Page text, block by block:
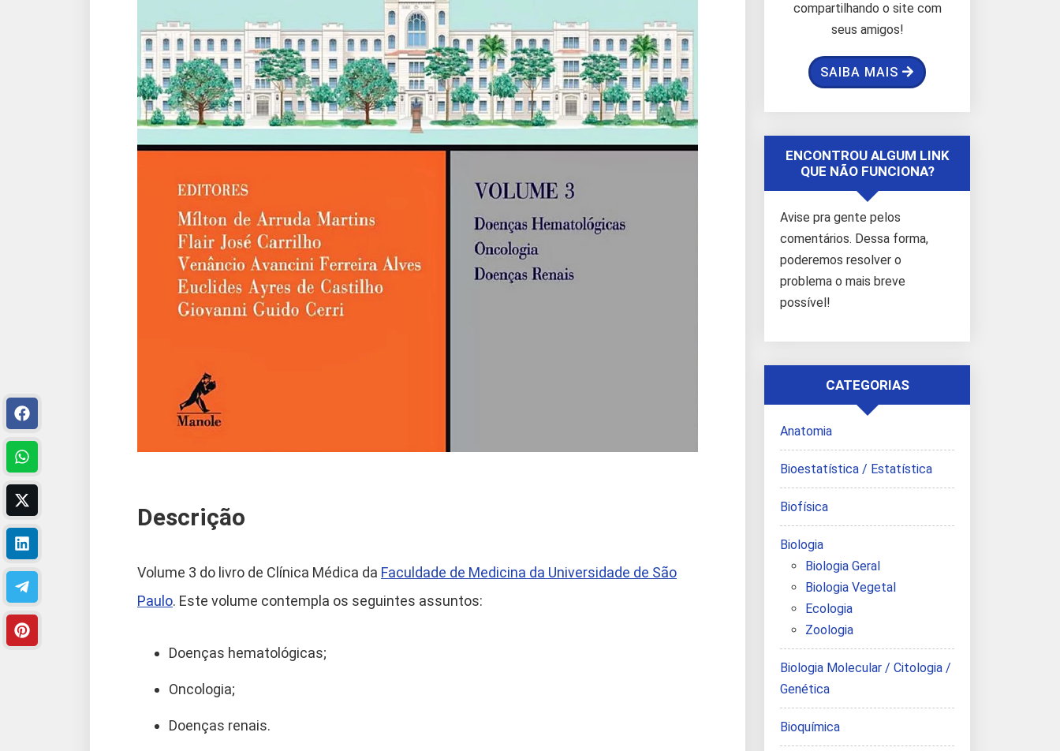
Descrição
Volume 3 do livro de Clínica Médica da Faculdade de Medicina da Universidade de São
Paulo. Este volume contempla os seguintes assuntos:
Doenças hematológicas;
Oncologia;
Doenças renais.
compartilhando o site com
seus amigos!
SAIBA MAIS
ENCONTROU ALGUM LINK
QUE NÃO FUNCIONA?
Avise pra gente pelos
comentários. Dessa forma,
poderemos resolver o
problema o mais breve
possível!
CATEGORIAS
Anatomia
Bioestatística / Estatística
Biofísica
Biologia
Biologia Geral
Biologia Vegetal
Ecologia
Zoologia
Biologia Molecular / Citologia /
Genética
Bioquímica